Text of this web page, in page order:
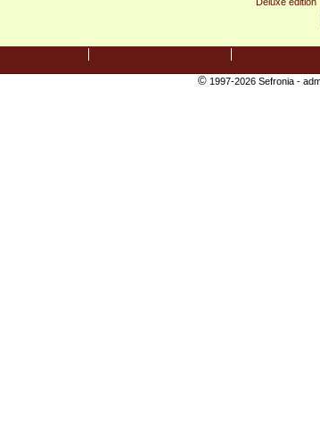
©1997-2026 Sefronia -